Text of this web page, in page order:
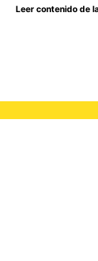
Leer contenido de